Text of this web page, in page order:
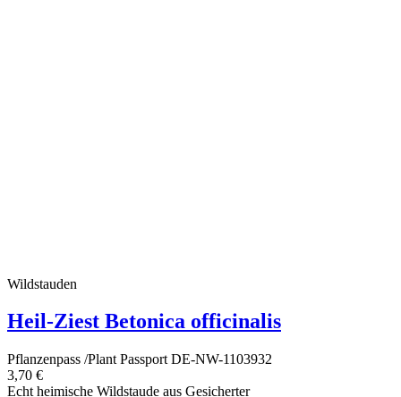
Wildstauden
Heil-Ziest Betonica officinalis
Pflanzenpass /Plant Passport DE-NW-1103932
3,70 €
Echt heimische Wildstaude aus Gesicherter